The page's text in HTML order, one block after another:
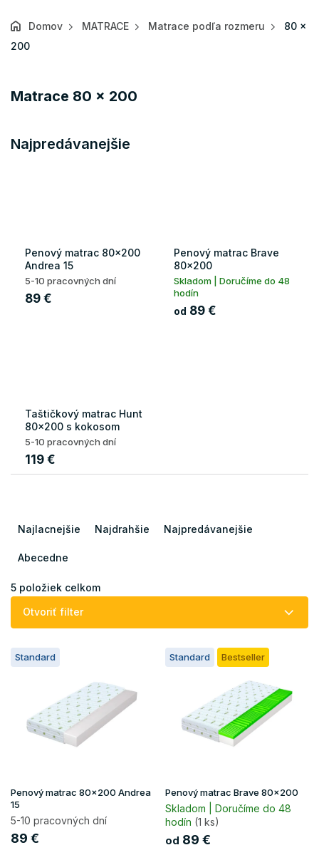
Domov MATRACE Matrace podľa rozmeru
80 x
200
Matrace 80 x 200
Najpredávanejšie
Penový matrac 80x200
Andrea 15
5-10 pracovných dní
89 €
Penový matrac Brave
80x200
Skladom | Doručíme do 48
hodín
od 89 €
Taštičkový matrac Hunt
80x200 s kokosom
5-10 pracovných dní
119 €
e
i
o
d
Najlacnejšie Najdrahšie Najpredávanejšie
Abecedne
5 položiek celkom
Otvoriť filter
V
ý
u
k
t
o
Standard
Penový matrac 80x200 Andrea
15
5-10 pracovných dní
89 €
Standard Bestseller
Penový matrac Brave 80x200
Skladom | Doručíme do 48
hodín (1 ks)
od 89 €